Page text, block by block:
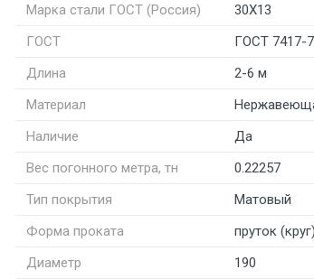
Марка стали ГОСТ (Россия)
30Х13
ГОСТ
ГОСТ 7417-
Длина
2-6 м
Материал
Наличие
Да
Вес погонного метра, тн
0.22257
Тип покрытия
Матовый
Форма проката
пруток (круг)
Диаметр
190